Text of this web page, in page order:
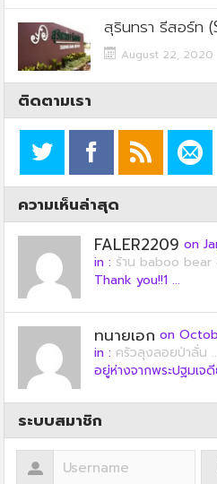
สุรินทรา รีสอร์ท
August 22, 2020
ติดตามเรา
ความเห็นล่าสุด
FALER2209 on
in : ร้าน baboo bear
Thank you!!1 ...
ทนายเอก on
in : ครัวลุงลอยป่าลั่น
อยู่ห่างจากพระปฐมเจดี
ระบบสมาชิก